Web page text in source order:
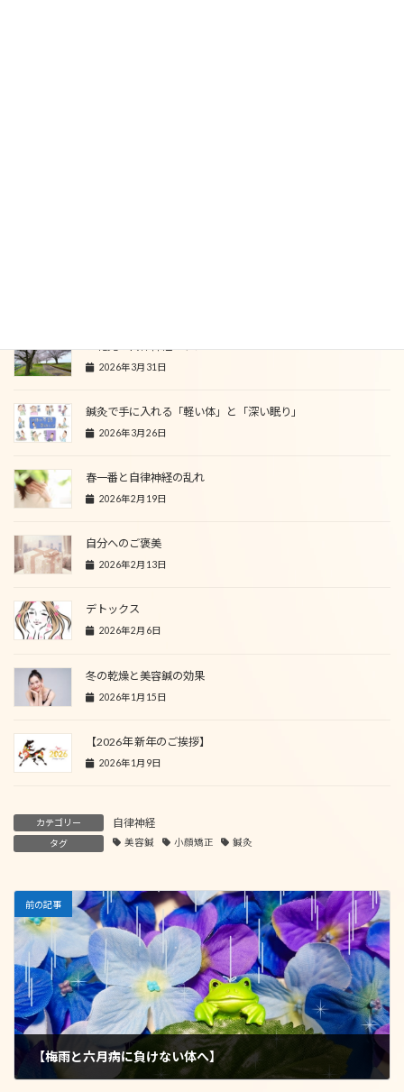
2026年3月31日
鍼灸で手に入れる「軽い体」と「深い眠り」
2026年3月26日
春一番と自律神経の乱れ
2026年2月19日
自分へのご褒美
2026年2月13日
デトックス
2026年2月6日
冬の乾燥と美容鍼の効果
2026年1月15日
【2026年 新年のご挨拶】
2026年1月9日
カテゴリー 自律神経
タグ 美容鍼 小顔矯正 鍼灸
前の記事
【梅雨と六月病に負けない体へ】